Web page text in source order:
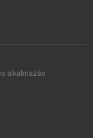
alkalmazás